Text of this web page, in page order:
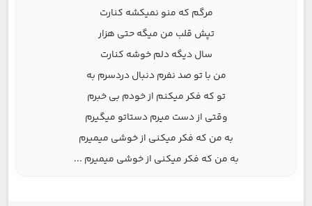
مرگم که منو نمیکشه کنارت
تپش قلب من میگه حتی هزار
سال دیگه دلم خوشه کنارت
من با تو صد نفرم دنبال دردسرم به
تو که فکر میکنم از خودم بی خبرم
وقتی از دست میرم دستاتو میگیرم
به من که فکر میکنی از خوشی میمیرم
به من که فکر میکنی از خوشی میمیرم ...